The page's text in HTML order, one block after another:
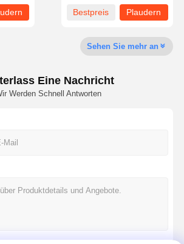
Kontakt Nachrichten
Plaudern Sie
Jetzt
Bestpreis
Plaudern
Sehen Sie mehr an
Eine Nachricht
Werden Schnell Antworten